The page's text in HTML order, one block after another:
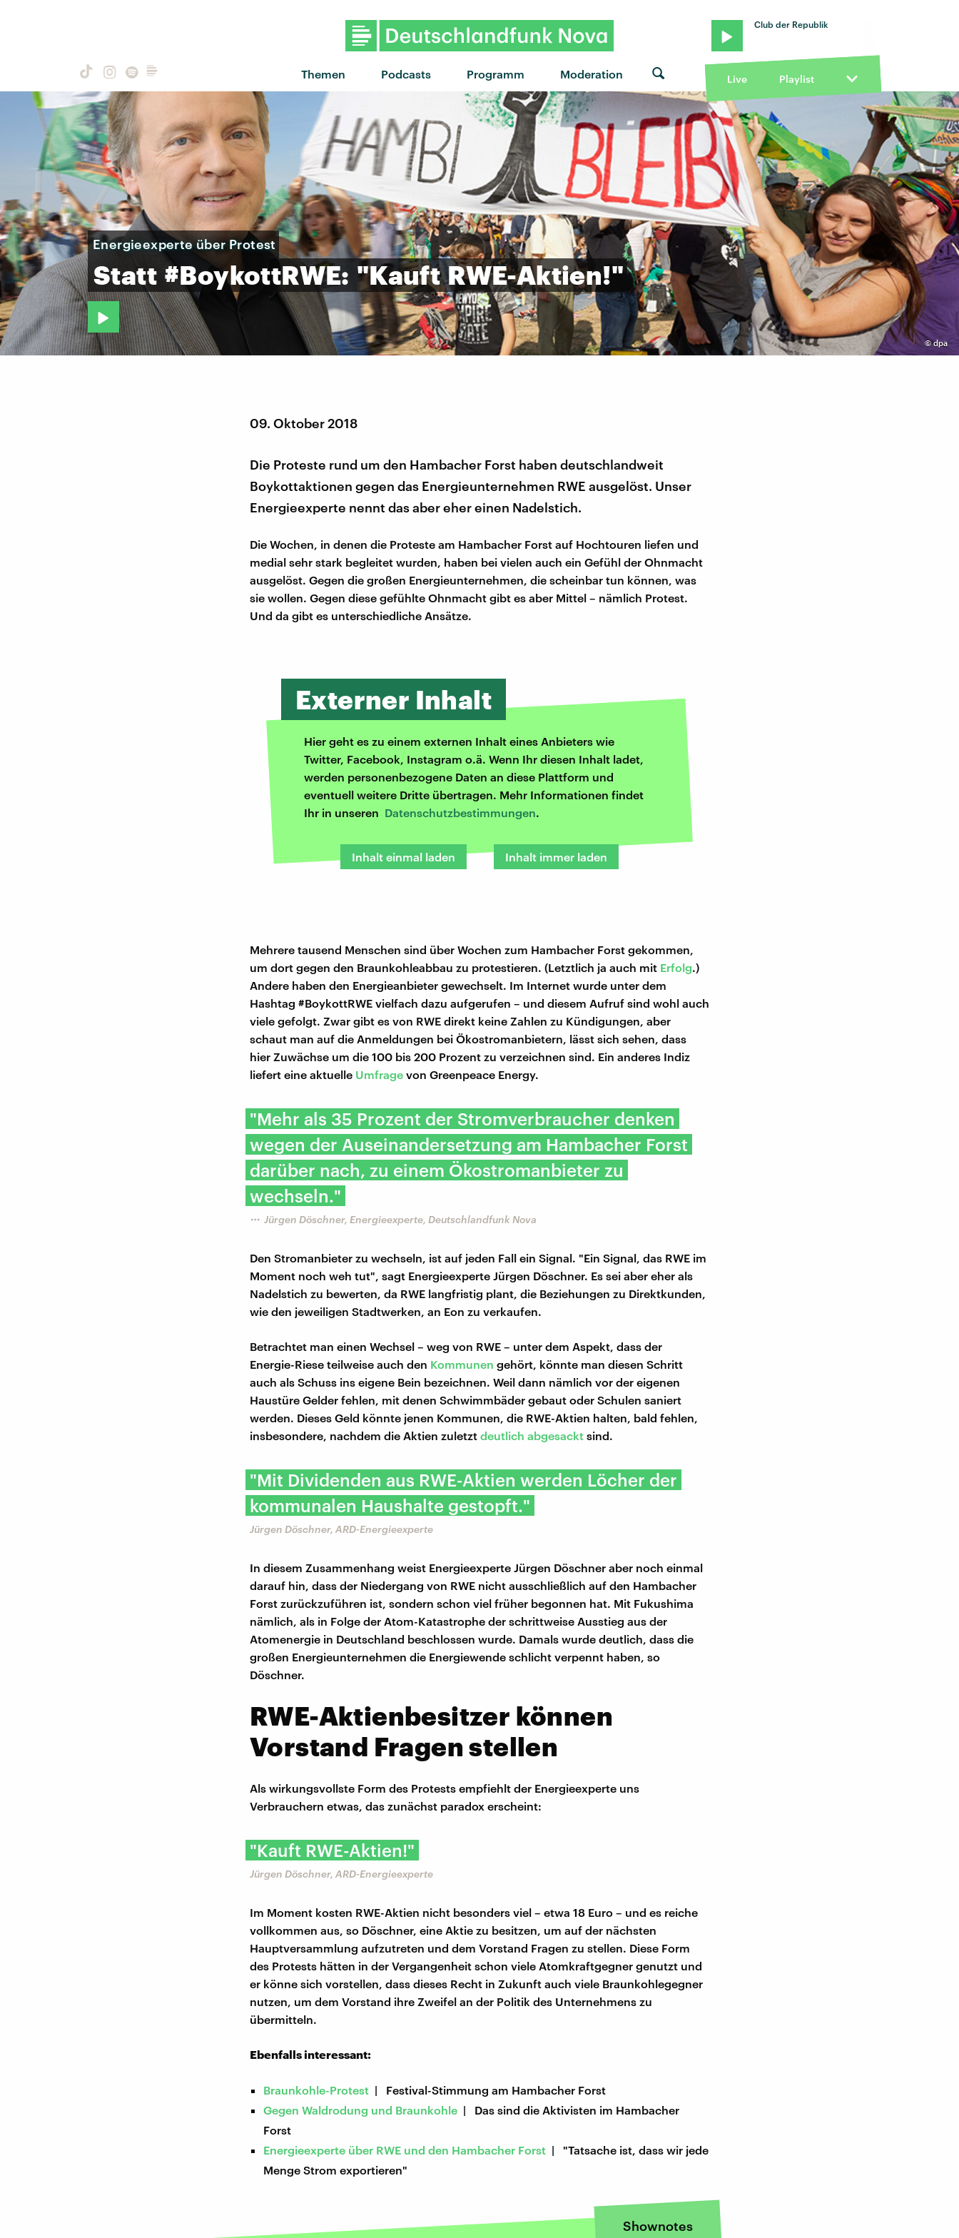
Themen Podcasts Programm Moderation
Club der Republik
Live Playlist
©dpa
Energieexperte über Protest
Statt #BoykottRWE: "Kauft RWE-Aktien!"
09. Oktober 2018
Die Proteste rund um den Hambacher Forst haben deutschlandweit
Boykottaktionen gegen das Energieunternehmen RWE ausgelöst. Unser
Energieexperte nennt das aber eher einen Nadelstich.
Die Wochen, in denen die Proteste am Hambacher Forst auf Hochtouren liefen und
medial sehr stark begleitet wurden, haben bei vielen auch ein Gefühl der Ohnmacht
ausgelöst. Gegen die großen Energieunternehmen, die scheinbar tun können, was
sie wollen. Gegen diese gefühlte Ohnmacht gibt es aber Mittel – nämlich Protest.
Und da gibt es unterschiedliche Ansätze.
Externer Inhalt
Hier geht es zu einem externen Inhalt eines Anbieters wie
Twitter, Facebook, Instagram o.ä. Wenn Ihr diesen Inhalt ladet,
werden personenbezogene Daten an diese Plattform und
eventuell weitere Dritte übertragen. Mehr Informationen findet
Ihr in unseren Datenschutzbestimmungen.
Inhalt einmal laden Inhalt immer laden
Mehrere tausend Menschen sind über Wochen zum Hambacher Forst gekommen,
um dort gegen den Braunkohleabbau zu protestieren. (Letztlich ja auch mit Erfolg.)
Andere haben den Energieanbieter gewechselt. Im Internet wurde unter dem
Hashtag #BoykottRWE vielfach dazu aufgerufen – und diesem Aufruf sind wohl auch
viele gefolgt. Zwar gibt es von RWE direkt keine Zahlen zu Kündigungen, aber
schaut man auf die Anmeldungen bei Ökostromanbietern, lässt sich sehen, dass
hier Zuwächse um die 100 bis 200 Prozent zu verzeichnen sind. Ein anderes Indiz
liefert eine aktuelle Umfrage von Greenpeace Energy.
"Mehr als 35 Prozent der Stromverbraucher denken
wegen der Auseinandersetzung am Hambacher Forst
darüber nach, zu einem Ökostromanbieter zu
wechseln."
Jürgen Döschner, Energieexperte, Deutschlandfunk Nova
Den Stromanbieter zu wechseln, ist auf jeden Fall ein Signal. "Ein Signal, das RWE im
Moment noch weh tut", sagt Energieexperte Jürgen Döschner. Es sei aber eher als
Nadelstich zu bewerten, da RWE langfristig plant, die Beziehungen zu Direktkunden,
wie den jeweiligen Stadtwerken, an Eon zu verkaufen.
Betrachtet man einen Wechsel – weg von RWE – unter dem Aspekt, dass der
Energie-Riese teilweise auch den Kommunen gehört, könnte man diesen Schritt
auch als Schuss ins eigene Bein bezeichnen. Weil dann nämlich vor der eigenen
Haustüre Gelder fehlen, mit denen Schwimmbäder gebaut oder Schulen saniert
werden. Dieses Geld könnte jenen Kommunen, die RWE-Aktien halten, bald fehlen,
insbesondere, nachdem die Aktien zuletzt deutlich abgesackt sind.
"Mit Dividenden aus RWE-Aktien werden Löcher der
kommunalen Haushalte gestopft."
Jürgen Döschner, ARD-Energieexperte
In diesem Zusammenhang weist Energieexperte Jürgen Döschner aber noch einmal
darauf hin, dass der Niedergang von RWE nicht ausschließlich auf den Hambacher
Forst zurückzuführen ist, sondern schon viel früher begonnen hat. Mit Fukushima
nämlich, als in Folge der Atom-Katastrophe der schrittweise Ausstieg aus der
Atomenergie in Deutschland beschlossen wurde. Damals wurde deutlich, dass die
großen Energieunternehmen die Energiewende schlicht verpennt haben, so
Döschner.
RWE-Aktienbesitzer können
Vorstand Fragen stellen
Als wirkungsvollste Form des Protests empfiehlt der Energieexperte uns
Verbrauchern etwas, das zunächst paradox erscheint:
"Kauft RWE-Aktien!"
Jürgen Döschner, ARD-Energieexperte
Im Moment kosten RWE-Aktien nicht besonders viel – etwa 18 Euro – und es reiche
vollkommen aus, so Döschner, eine Aktie zu besitzen, um auf der nächsten
Hauptversammlung aufzutreten und dem Vorstand Fragen zu stellen. Diese Form
des Protests hätten in der Vergangenheit schon viele Atomkraftgegner genutzt und
er könne sich vorstellen, dass dieses Recht in Zukunft auch viele Braunkohlegegner
nutzen, um dem Vorstand ihre Zweifel an der Politik des Unternehmens zu
übermitteln.
Ebenfalls interessant:
Braunkohle-Protest | Festival-Stimmung am Hambacher Forst
Gegen Waldrodung und Braunkohle | Das sind die Aktivisten im Hambacher
Forst
Energieexperte über RWE und den Hambacher Forst | "Tatsache ist, dass wir jede
Menge Strom exportieren"
Shownotes